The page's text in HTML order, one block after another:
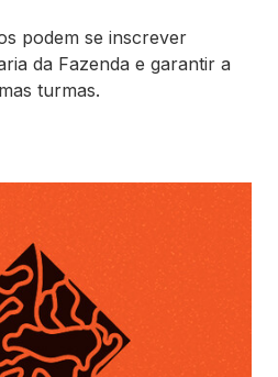
podem se inscrever
da Fazenda e garantir a
turmas.